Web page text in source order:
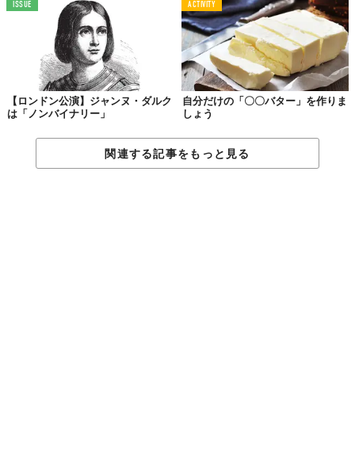
ISSUE
【ロンドン公演】ジャンヌ・ダルク
は「ノンバイナリー」
ACTIVITY
自分だけの「〇〇バター」を作りま
しょう
関連する記事をもっと見る